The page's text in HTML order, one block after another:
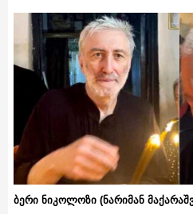
ბერი ნიკოლოზი (ნარიმან